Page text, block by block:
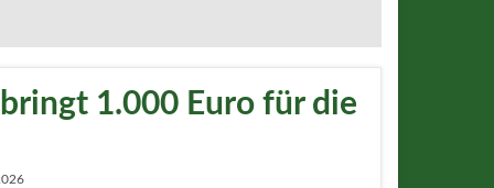
1.000 Euro für die